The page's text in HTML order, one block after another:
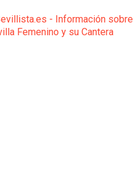
- Información sobre
Femenino y su Cantera